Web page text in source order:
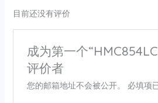
目前还没有评价
成为第一个
评价者
您的邮箱地址不会被公开。 必填项